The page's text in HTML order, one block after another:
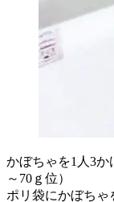
かぼちゃを1人3
～70ｇ位）
ポリ袋にかぼちゃ